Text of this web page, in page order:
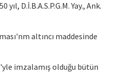
D.İ.B.A.S.P.G.M. Yay., Ank.
altıncı maddesinde
imzalamış olduğu bütün